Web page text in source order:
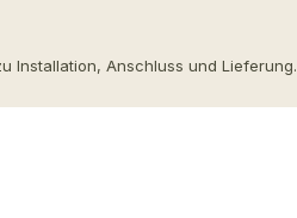
Installation, Anschluss und Lieferung.